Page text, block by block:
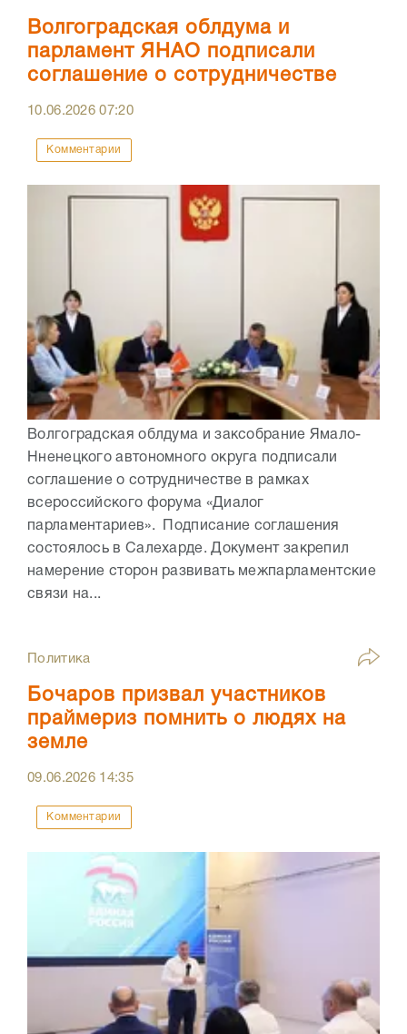
Волгоградская облдума и
парламент ЯНАО подписали
соглашение о сотрудничестве
10.06.202607:20
Комментарии
Волгоградская облдума и заксобрание Ямало-
Нненецкого автономного округа подписали
соглашение о сотрудничестве в рамках
всероссийского форума «Диалог
парламентариев». Подписание соглашения
состоялось в Салехарде. Документ закрепил
намерение сторон развивать межпарламентские
связи на...
Политика
Бочаров призвал участников
праймериз помнить о людях на
земле
09.06.2026 14:35
Комментарии